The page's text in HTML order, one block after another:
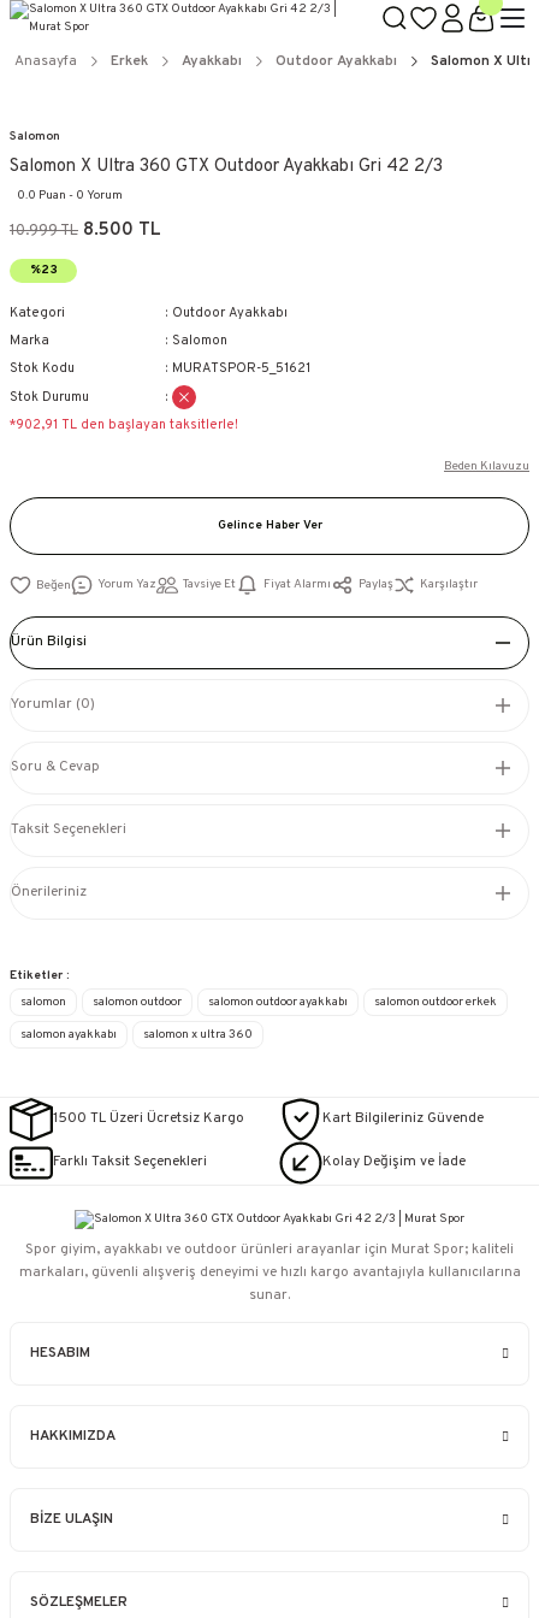
Anasayfa Erkek Ayakkabı Outdoor Ayakkabı Salomon X
Salomon
Salomon X Ultra 360 GTX Outdoor Ayakkabı Gri 42 2/3
0.0 Puan - 0 Yorum
10.999 TL 8.500 TL
%23
Kategori
Outdoor Ayakkabı
Marka
Salomon
Stok Kodu
MURATSPOR-5_51621
Stok Durumu
*902,91 TL den başlayan taksitlerle!
Beden Kılavuzu
Gelince Haber Ver
Yorum Yaz Tavsiye Et Fiyat Alarmı Paylaş Karşılaştır
Ürün Bilgisi
Yorumlar (0)
Soru & Cevap
Taksit Seçenekleri
Önerileriniz
Etiketler :
salomon
salomon outdoor salomon outdoor ayakkabı salomon outdoor erkek
salomon ayakkabı salomon x ultra 360
1500 TL Üzeri Ücretsiz Kargo Kart Bilgileriniz Güvende
Farklı Taksit Seçenekleri Kolay Değişim ve İade
HESABIM
HAKKIMIZDA
BİZE ULAŞIN
SÖZLEŞMELER
Spor giyim, ayakkabı ve outdoor ürünleri arayanlar için Murat Spor; kaliteli
markaları, güvenli alışveriş deneyimi ve hızlı kargo avantajıyla kullanıcılarına
sunar.